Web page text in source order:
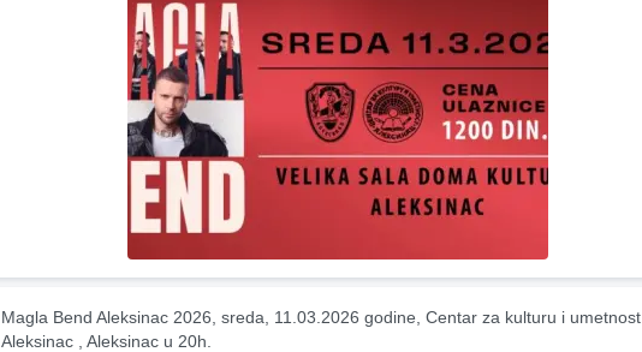
Magla Bend Aleksinac 2026, sreda, 11.03.2026 godine, Centar za kulturu i umetnost
Aleksinac , Aleksinac u 20h.